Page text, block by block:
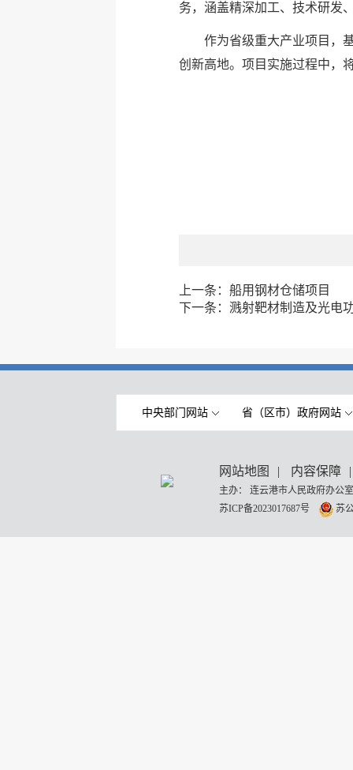
务，涵盖精深加工、技术研发
作为省级重大产业项目，
创新高地。项目实施过程中，
上一条： 船用钢材仓储项目
下一条： 溅射靶材制造及光电
中央部门网站 省（区市）政府网站
网站地图 | 内容保障 |
主办： 连云港市人民政府办
苏ICP备2023017687号
苏